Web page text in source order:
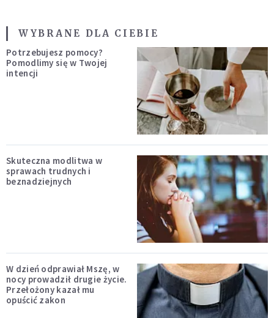
WYBRANE DLA CIEBIE
Potrzebujesz pomocy?
Pomodlimy się w Twojej
intencji
Skuteczna modlitwa w
sprawach trudnych i
beznadziejnych
W dzień odprawiał Mszę, w
nocy prowadził drugie życie.
Przełożony kazał mu
opuścić zakon